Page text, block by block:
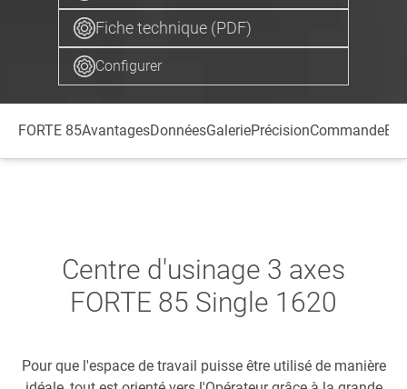
Fiche technique (PDF)
Configurer
FORTE 85AvantagesDonnéesGaleriePrécisionCommande
Centre d'usinage 3 axes
FORTE 85 Single 1620
Pour que l'espace de travail puisse être utilisé de manière